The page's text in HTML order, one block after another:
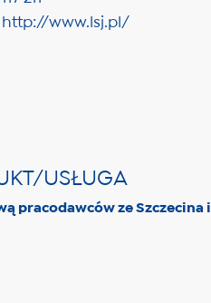
http://www.lsj.pl/
USŁUGA
pracodawców ze Szczecina i